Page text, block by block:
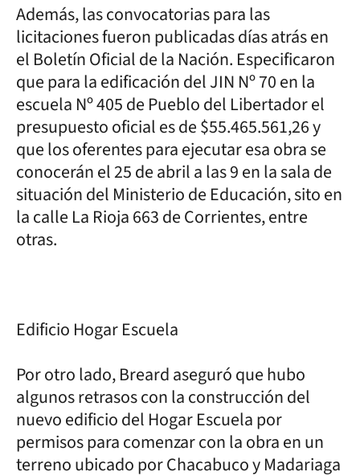
Además, las convocatorias para las
licitaciones fueron publicadas días atrás en
el Boletín Oficial de la Nación. Especificaron
que para la edificación del JIN Nº 70 en la
escuela Nº 405 de Pueblo del Libertador el
presupuesto oficial es de $55.465.561,26 y
que los oferentes para ejecutar esa obra se
conocerán el 25 de abril a las 9 en la sala de
situación del Ministerio de Educación, sito en
la calle La Rioja 663 de Corrientes, entre
otras.
Edificio Hogar Escuela
Por otro lado, Breard aseguró que hubo
algunos retrasos con la construcción del
nuevo edificio del Hogar Escuela por
permisos para comenzar con la obra en un
terreno ubicado por Chacabuco y Madariaga